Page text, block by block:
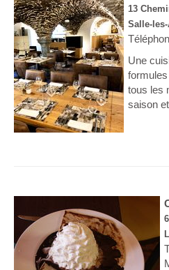
13
Salle-
Une
tous les
saison